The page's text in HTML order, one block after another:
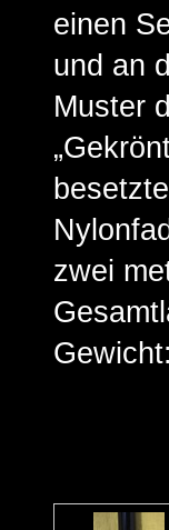
einen
und an
Muster
zwei